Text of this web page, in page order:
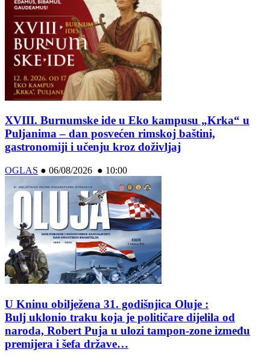
XVIII. Burnumske ide u Eko kampusu „Krka“ u
Puljanima – dan posvećen rimskoj baštini,
gastronomiji i učenju kroz doživljaj
OGLAS ● 06/08/2026 ● 10:00
U Kninu obilježena 31. godišnjica Oluje :
Bulj uklonio traku koja je političare dijelila od
naroda, Robert Puja u ulozi tampon-zone između
premijera i šefa države…